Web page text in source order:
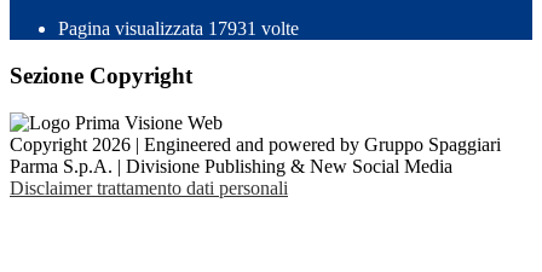
Pagina visualizzata 17931 volte
Sezione Copyright
Copyright 2026 | Engineered and powered by Gruppo Spaggiari
Parma S.p.A. | Divisione Publishing & New Social Media
Disclaimer trattamento dati personali